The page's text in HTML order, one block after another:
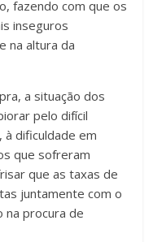
fazendo com que os
inseguros
na altura da
a situação dos
pelo difícil
dificuldade em
que sofreram
que as taxas de
juntamente com o
na procura de